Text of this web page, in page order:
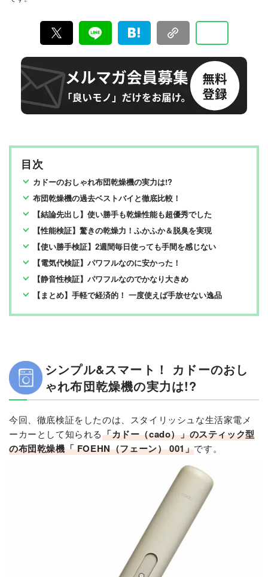
メーカー系の営業職などを経て編集者を志し『家電批
評』編集部へ。音楽と写真とお笑いと焼酎を愛する趣味
人。趣味を活かしてオーディオ関連の検証や芸人の取材
を多数担当している。
家電批評編集部
『家電批評』は2009年11月創刊の月刊誌で、毎月3日に
発行している雑誌および家電専門情報を提供するWEBメ
ディア。あらゆる家電製品にまつわる「ユーザーが気に
なっていること」を深く掘り下げ、専門家や自社検証機
れることなく製品の本質的な性能を見極め、その良し悪
目次
カドーのおしゃれ布団乾燥機の実力は!?
布団乾燥機の過去ベストバイと徹底比較！
【結論先出し】使い勝手も乾燥性能も超優秀でした
【性能検証】驚きの乾燥力！ふかふか＆脱臭を実現
【使い勝手検証】2週間毎日使っても手間を感じない
【電気代検証】パワフルなのに安かった！
【静音性検証】パワフルなのでかなり大きめ
【まとめ】手軽で経済的！ 一度使えば手放せない逸品
シンプル&スマート！ カドーのおし
ゃれ布団乾燥機の実力は!?
今回、徹底検証をしたのは、スタイリッシュな生活家電メ
ーカーとして知られる「カドー（cado）」のスティック型
の布団乾燥機「 FOEHN（フェーン） 001」です。